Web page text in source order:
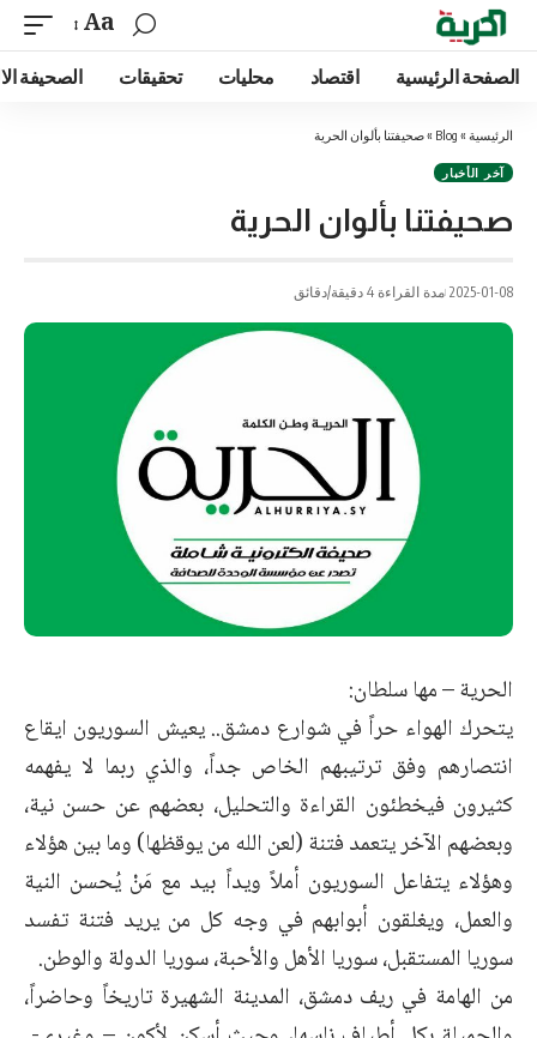
Aa
الصفحة الرئيسية اقتصاد محليات تحقيقات الصحيفة
الرئيسية »
Blog
»صحيفتنا بألوان الحرية
آخر الأخبار
صحيفتنا بألوان الحرية
2025-01-08 مدة القراءة 4 دقيقة/دقائق
الحرية – مها سلطان:
يتحرك الهواء حراً في شوارع دمشق.. يعيش السوريون ايقاع
انتصارهم وفق ترتيبهم الخاص جداً، والذي ربما لا يفهمه
كثيرون فيخطئون القراءة والتحليل، بعضهم عن حسن نية،
وبعضهم الآخر يتعمد فتنة (لعن الله من يوقظها) وما بين هؤلاء
وهؤلاء يتفاعل السوريون أملاً ويداً بيد مع مَنْ يُحسن النية
والعمل، ويغلقون أبوابهم في وجه كل من يريد فتنة تفسد
سوريا المستقبل، سوريا الأهل والأحبة، سوريا الدولة والوطن.
من الهامة في ريف دمشق، المدينة الشهيرة تاريخاً وحاضراً،